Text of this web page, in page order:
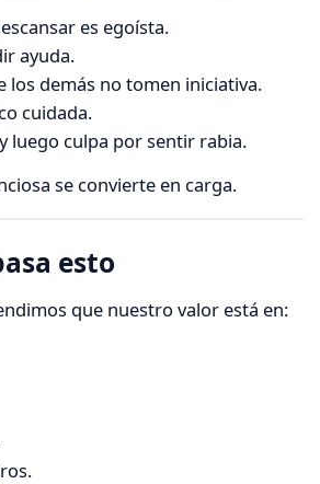
es egoísta.
ayuda.
los demás no tomen iniciativa.
cuidada.
luego culpa por sentir rabia.
se convierte en carga.
esto
que nuestro valor está en: